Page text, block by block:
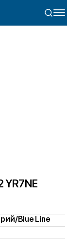
YR7NE
Blue Line